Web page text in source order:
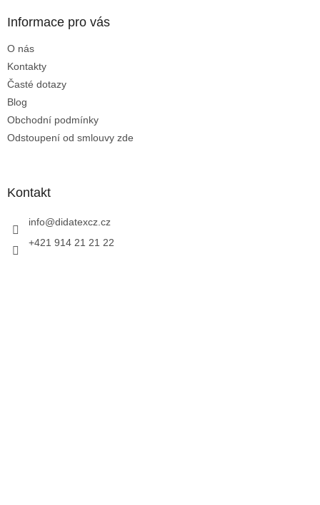
Informace pro vás
O nás
Kontakty
Časté dotazy
Blog
Obchodní podmínky
Odstoupení od smlouvy zde
Kontakt
info@didatexcz.cz
+421 914 21 21 22